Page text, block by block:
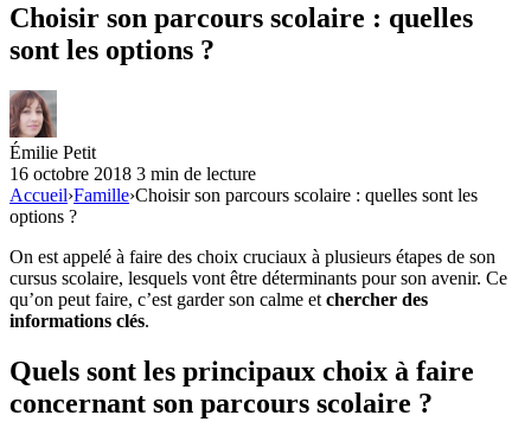
Choisir son parcours scolaire : quelles
sont les options ?
Émilie Petit
16 octobre 2018 3 min de lecture
Accueil›Famille›Choisir son parcours scolaire : quelles sont les
options ?
On est appelé à faire des choix cruciaux à plusieurs étapes de son
cursus scolaire, lesquels vont être déterminants pour son avenir. Ce
qu’on peut faire, c’est garder son calme et chercher des
informations clés.
Quels sont les principaux choix à faire
concernant son parcours scolaire ?